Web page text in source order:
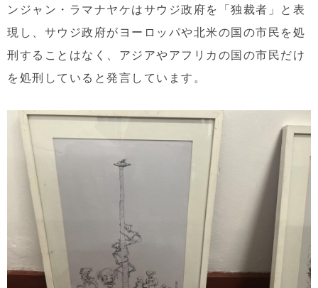
ンジャン・ラマナヤケはサウジ政府を「独裁者」と表
現し、サウジ政府がヨーロッパや北米の国の市民を処
刑することはなく、アジアやアフリカの国の市民だけ
を処刑していると発言しています。